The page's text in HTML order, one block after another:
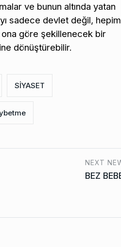
ve bunun altında yatan
sadece devlet değil,
göre şekillenecek bir
dönüştürebilir.
SİYASET
NEXT
BEZ